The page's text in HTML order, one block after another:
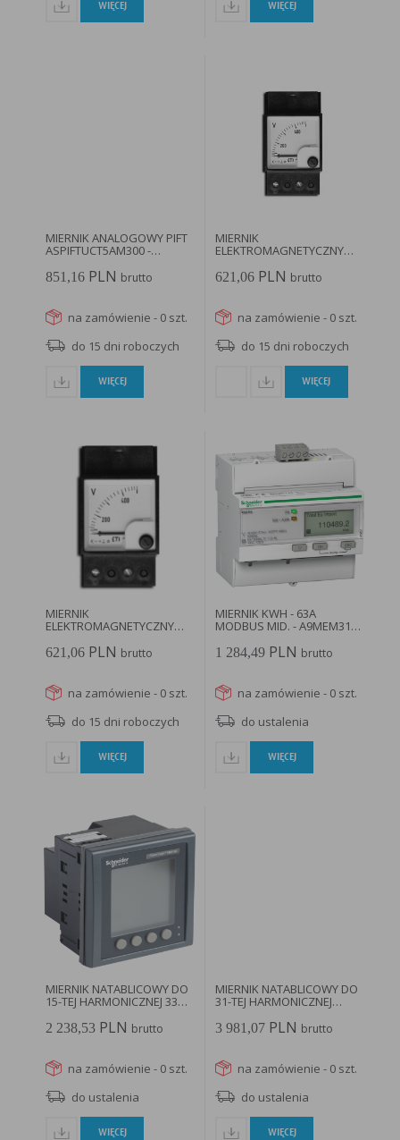
WIĘCEJ WIĘCEJ
MIERNIK ANALOGOWY PIFT
ASPIFTUCT5AM300 -
851,16 PLN brutto
na zamówienie - 0 szt.
do 15 dni roboczych
WIĘCEJ
MIERNIK
ELEKTROMAGNETYCZNY
621,06 PLN brutto
na zamówienie - 0 szt.
do 15 dni roboczych
WIĘCEJ
MIERNIK
ELEKTROMAGNETYCZNY
621,06 PLN brutto
na zamówienie - 0 szt.
do 15 dni roboczych
WIĘCEJ
MIERNIK KWH - 63A
MODBUS MID. - A9MEM3155
1 284,49 PLN brutto
na zamówienie - 0 szt.
do ustalenia
WIĘCEJ
MIERNIK NATABLICOWY DO
15-TEJ HARMONICZNEJ 33
ALARMY...
2 238,53 PLN brutto
na zamówienie - 0 szt.
do ustalenia
WIĘCEJ
MIERNIK NATABLICOWY DO
31-TEJ HARMONICZNEJ
2DI/2DO...
3 981,07 PLN brutto
na zamówienie - 0 szt.
do ustalenia
WIĘCEJ